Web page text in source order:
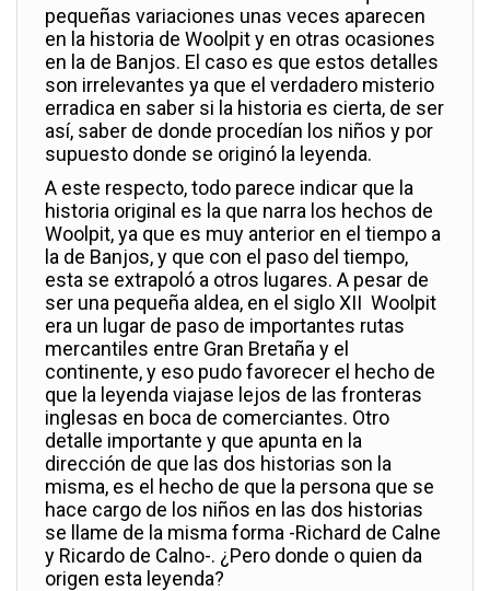
pequeñas variaciones unas veces aparecen
en la historia de Woolpit y en otras ocasiones
en la de Banjos. El caso es que estos detalles
son irrelevantes ya que el verdadero misterio
erradica en saber si la historia es cierta, de ser
así, saber de donde procedían los niños y por
supuesto donde se originó la leyenda.
A este respecto, todo parece indicar que la
historia original es la que narra los hechos de
Woolpit, ya que es muy anterior en el tiempo a
la de Banjos, y que con el paso del tiempo,
esta se extrapoló a otros lugares. A pesar de
ser una pequeña aldea, en el siglo XII Woolpit
era un lugar de paso de importantes rutas
mercantiles entre Gran Bretaña y el
continente, y eso pudo favorecer el hecho de
que la leyenda viajase lejos de las fronteras
inglesas en boca de comerciantes. Otro
detalle importante y que apunta en la
dirección de que las dos historias son la
misma, es el hecho de que la persona que se
hace cargo de los niños en las dos historias
se llame de la misma forma -Richard de Calne
y Ricardo de Calno-. ¿Pero donde o quien da
origen esta leyenda?